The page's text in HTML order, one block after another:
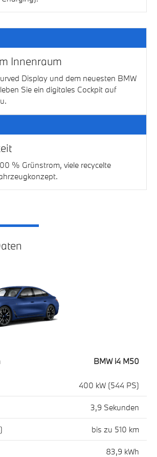
Innenraum
Display und dem neuesten BMW
Sie ein digitales Cockpit auf
% Grünstrom, viele recycelte
BMW i4 M50
400 kW (544 PS)
3,9 Sekunden
bis zu 510 km
83,9 kWh